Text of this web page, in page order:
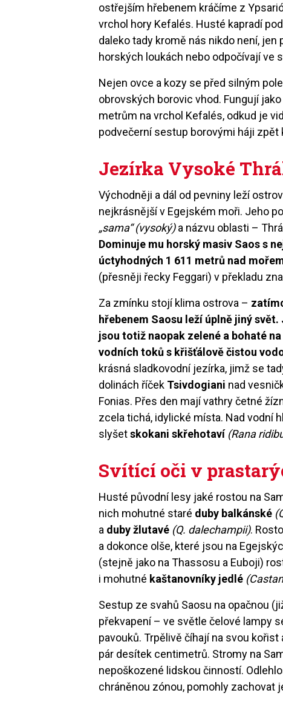
ostřejším hřebenem kráčíme z
vrchol hory Kefalés. Husté kapradí
daleko tady kromě nás nikdo není,
horských loukách nebo odpočívají ve
Nejen ovce a kozy se před silným
obrovských borovic vhod. Fungují
metrům na vrchol Kefalés, odkud je
podvečerní sestup borovými háji zpět
Jezírka Vysoké
Východněji a dál od pevniny leží ostrov
nejkrásnější v Egejském moři. Jeho
„sama“ (vysoký)a názvu oblasti –
Dominuje mu horský masiv Saos s
úctyhodných 1 611 metrů nad
(přesněji řecky Feggari) v překladu
Za zmínku stojí klima ostrova –
hřebenem Saosu leží úplně jiný
jsou totiž naopak zelené a bohaté
vodních toků s křišťálově čistou
krásná sladkovodní jezírka, jimž se
dolinách říček Tsivdogiani nad
Fonias. Přes den mají vathry četné
zcela tichá, idylické místa. Nad vodní
slyšetskokani skřehotaví (Rana
Svítící oči v
Husté původní lesy jaké rostou na
nich mohutné staré duby balkánské
a duby žlutavé (Q. dalechampii).
a dokonce olše, které jsou na
(stejně jako na Thassosu a Euboji)
i mohutné kaštanovníky jedlé
Sestup ze svahů Saosu na opačnou
překvapení – ve světle čelové lampy
pavouků. Trpělivě číhají na svou
pár desítek centimetrů. Stromy na
nepoškozené lidskou činností.
chráněnou zónou, pomohly zachovat